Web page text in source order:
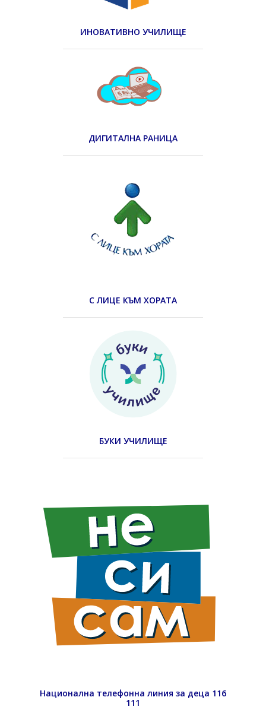
ИНОВАТИВНО УЧИЛИЩЕ
ДИГИТАЛНА РАНИЦА
С ЛИЦЕ КЪМ ХОРАТА
БУКИ УЧИЛИЩЕ
Национална телефонна линия за деца 116
111